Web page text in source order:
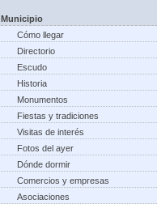
Municipio
Cómo llegar
Directorio
Escudo
Historia
Monumentos
Fiestas y tradiciones
Visitas de interés
Fotos del ayer
Dónde dormir
Comercios y empresas
Asociaciones